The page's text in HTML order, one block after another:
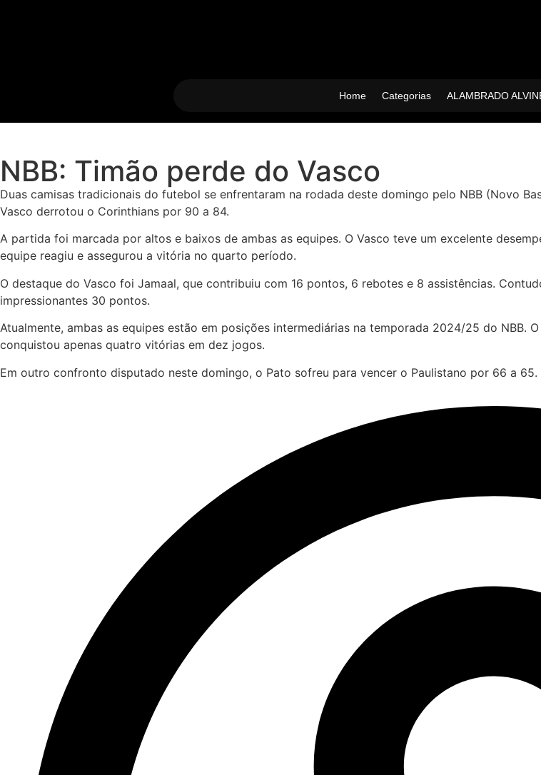
Home Categorias ALAMBRADO
NBB: Timão perde do Vasco
Duas camisas tradicionais do futebol se enfrentaram na rodada deste domingo pelo NBB (Novo
Vasco derrotou o Corinthians por 90 a 84.
A partida foi marcada por altos e baixos de ambas as equipes. O Vasco teve um excelente
equipe reagiu e assegurou a vitória no quarto período.
O destaque do Vasco foi Jamaal, que contribuiu com 16 pontos, 6 rebotes e 8 assistências.
impressionantes 30 pontos.
Atualmente, ambas as equipes estão em posições intermediárias na temporada 2024/25 do NBB.
conquistou apenas quatro vitórias em dez jogos.
Em outro confronto disputado neste domingo, o Pato sofreu para vencer o Paulistano por 66 a 65.